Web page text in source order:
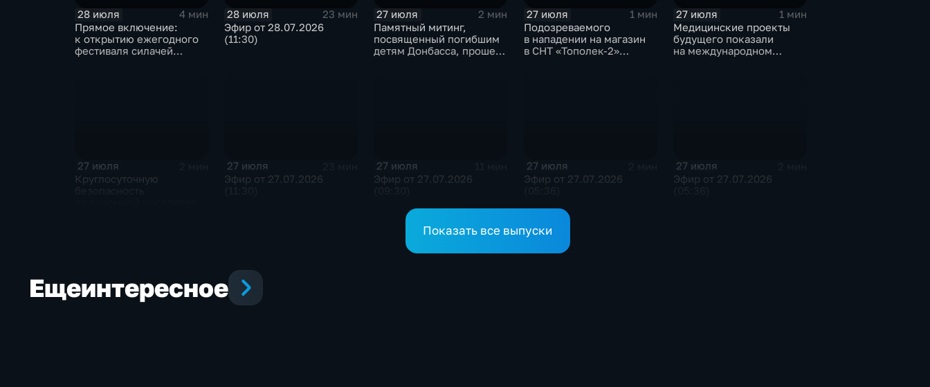
28 июля
4 мин
Прямое включение:
к открытию ежегодного
фестиваля силачей
28 июля
23 мин
Эфир от 28.07.2026
(11:30)
27 июля
2 мин
Памятный митинг,
посвященный погибшим
детям Донбасса, прошел
27 июля
1 мин
Подозреваемого
в нападении на магазин
в СНТ «Тополек-2»
27 июля
1 мин
Медицинские проекты
будущего показали
на международном
27 июля
Круглосуточную
27 июля
Эфир от 27.07.2026
27 июля
Эфир от 27.07.2026
27 июля
Эфир от 27.07.2026
27 июля
Эфир от 27.07.2026
Показать все выпуски
Ещеинтересное